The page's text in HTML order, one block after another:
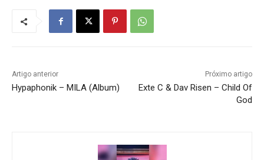
Artigo anterior
Hypaphonik – MILA (Album)
Próximo artigo
Exte C & Dav Risen – Child Of
God